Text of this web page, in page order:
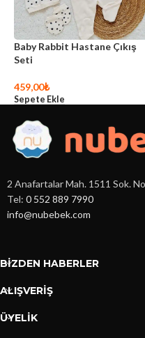
Baby Rabbit Hastane Çıkış
Seti
459,00₺
Sepete Ekle
2 Anafartalar Mah. 1511 Sok.
Tel: 0 552 889 7990
info@nubebek.com
BIZDEN HABERLER
ALIŞVERİŞ
ÜYELİK